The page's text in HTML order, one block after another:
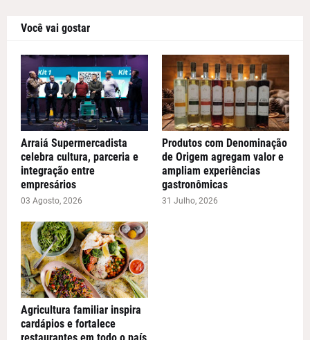
Você vai gostar
Arraiá Supermercadista
celebra cultura, parceria e
integração entre
empresários
03 Agosto, 2026
Produtos com Denominação
de Origem agregam valor e
ampliam experiências
gastronômicas
31 Julho, 2026
Agricultura familiar inspira
cardápios e fortalece